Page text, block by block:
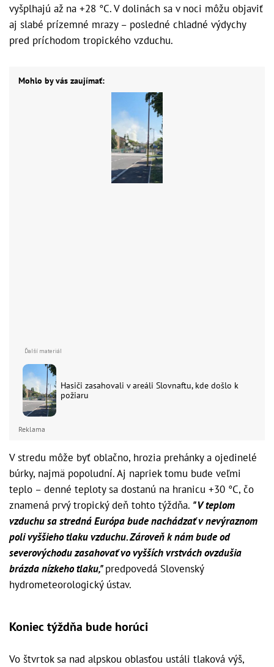
vyšplhajú až na +28 °C. V dolinách sa v noci môžu objaviť
aj slabé prízemné mrazy – posledné chladné výdychy
pred príchodom tropického vzduchu.
Mohlo by vás zaujímať:
Hasiči zasahovali v areáli Slovnaftu, kde došlo k
požiaru
Reklama
V stredu môže byť oblačno, hrozia prehánky a ojedinelé
búrky, najmä popoludní. Aj napriek tomu bude veľmi
teplo – denné teploty sa dostanú na hranicu +30 °C, čo
znamená prvý tropický deň tohto týždňa. "V teplom
vzduchu sa stredná Európa bude nachádzať v nevýraznom
poli vyššieho tlaku vzduchu. Zároveň k nám bude od
severovýchodu zasahovať vo vyšších vrstvách ovzdušia
brázda nízkeho tlaku,"predpovedá Slovenský
hydrometeorologický ústav.
Koniec týždňa bude horúci
Vo štvrtok sa nad alpskou oblasťou ustáli tlaková výš,